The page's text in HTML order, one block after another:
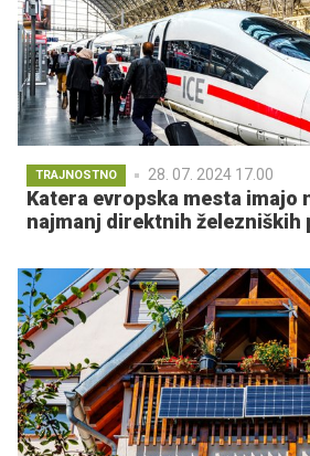
TRAJNOSTNO 28. 07. 2024 17.00
Katera evropska mesta imajo
najmanj direktnih železniških